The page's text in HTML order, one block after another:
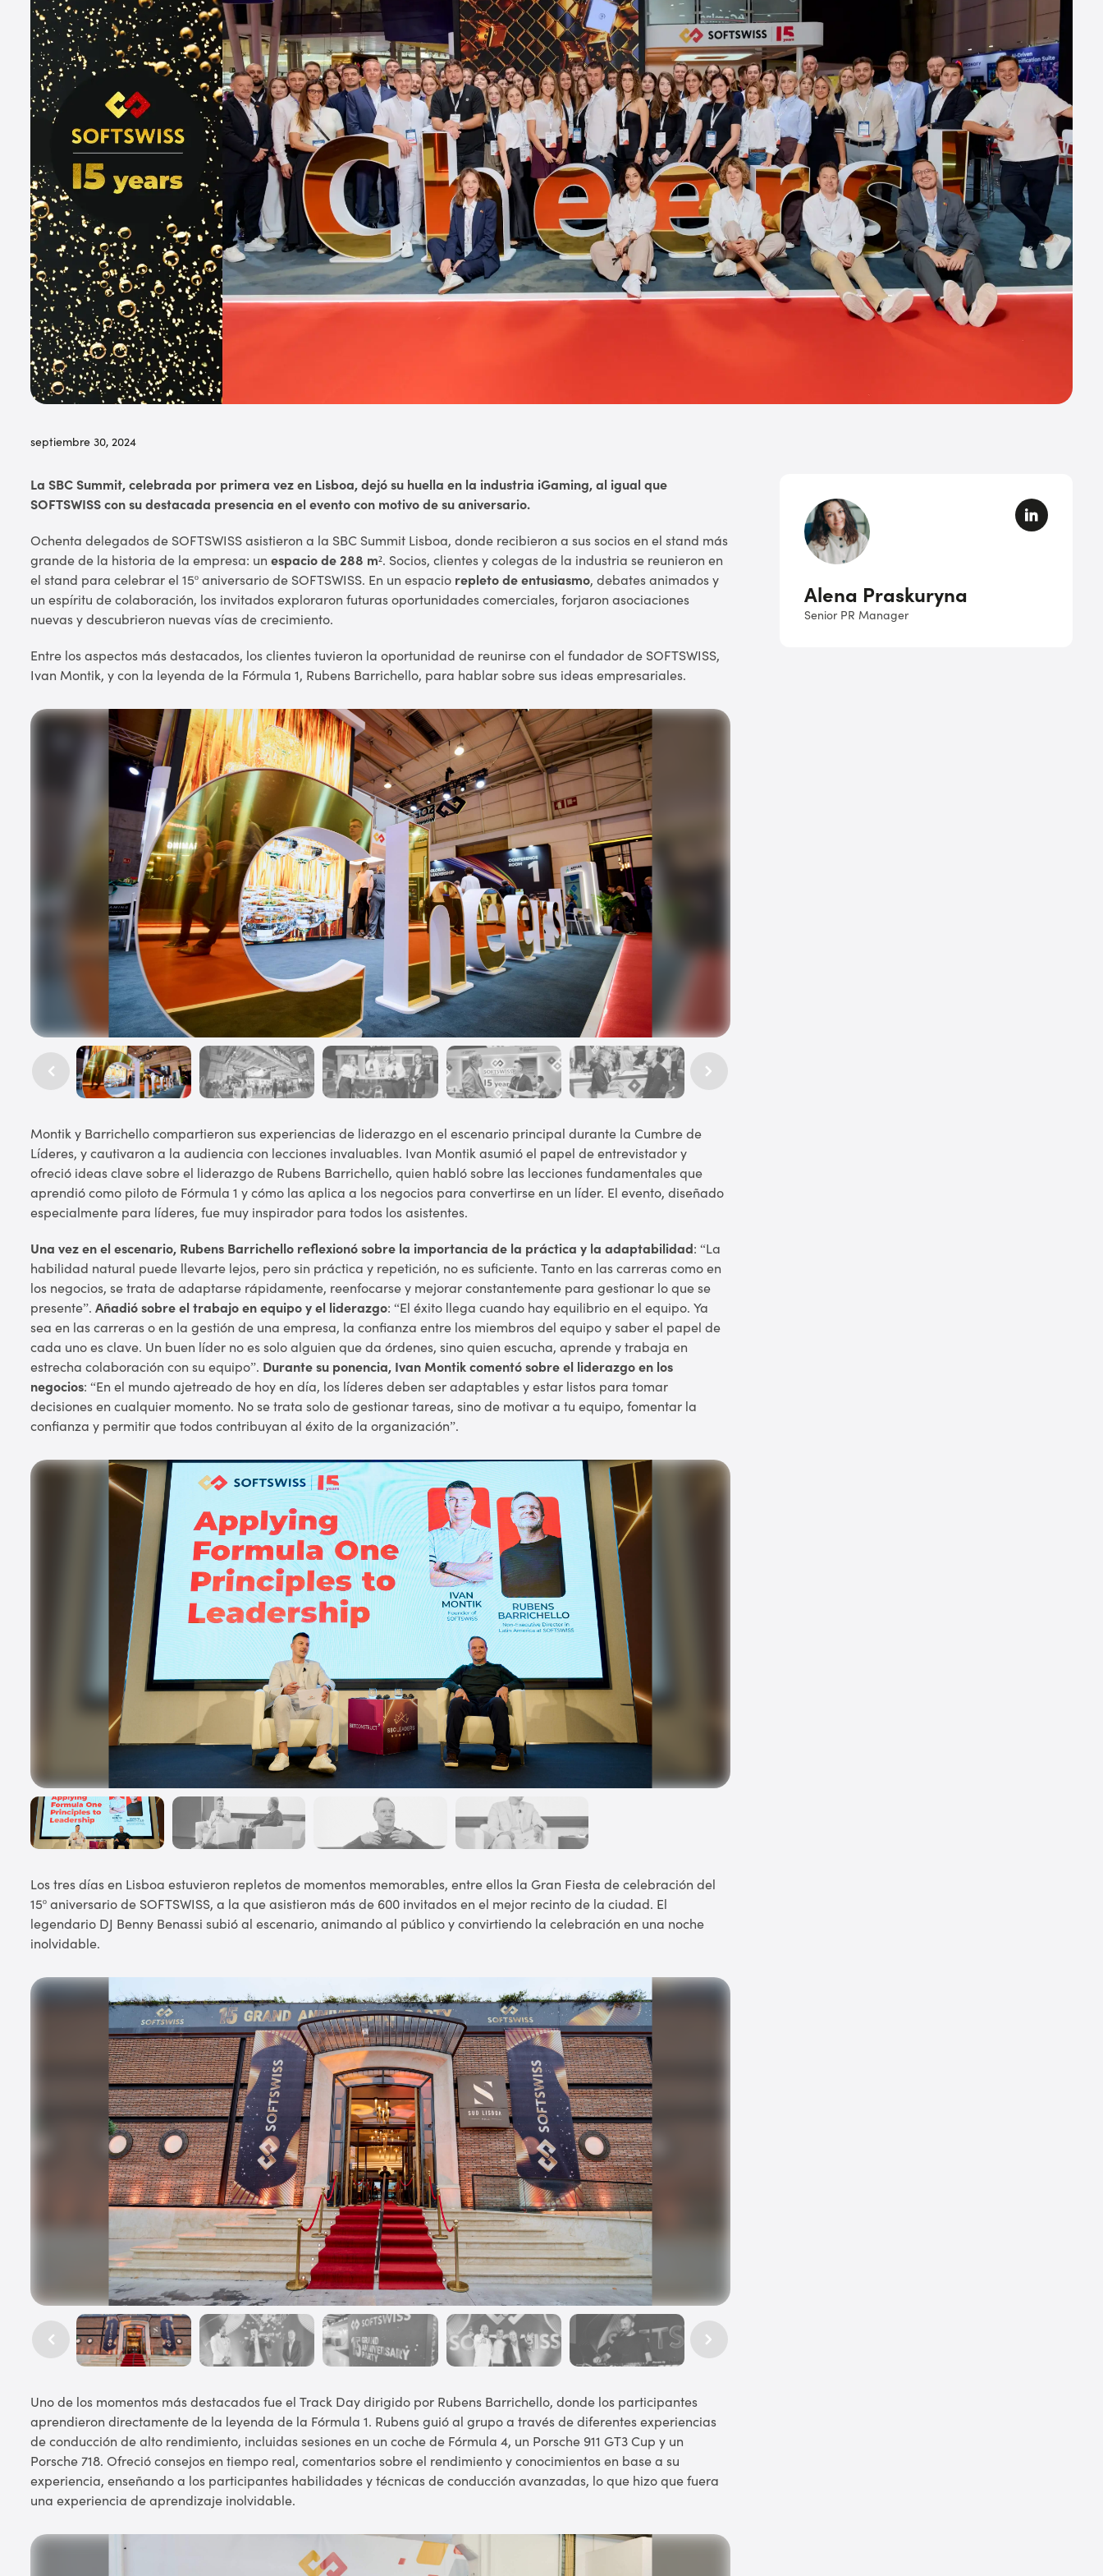
septiembre 30, 2024
La SBC Summit, celebrada por primera vez en Lisboa, dejó su huella en la industria iGaming, al igual que
SOFTSWISS con su destacada presencia en el evento con motivo de su aniversario.
Ochenta delegados de SOFTSWISS asistieron a la SBC Summit Lisboa, donde recibieron a sus socios en el stand más
grande de la historia de la empresa: un espacio de 288 m². Socios, clientes y colegas de la industria se reunieron en
el stand para celebrar el 15º aniversario de SOFTSWISS. En un espacio repleto de entusiasmo, debates animados y
un espíritu de colaboración, los invitados exploraron futuras oportunidades comerciales, forjaron asociaciones
nuevas y descubrieron nuevas vías de crecimiento.
Entre los aspectos más destacados, los clientes tuvieron la oportunidad de reunirse con el fundador de SOFTSWISS,
Ivan Montik, y con la leyenda de la Fórmula 1, Rubens Barrichello, para hablar sobre sus ideas empresariales.
Montik y Barrichello compartieron sus experiencias de liderazgo en el escenario principal durante la Cumbre de
Líderes, y cautivaron a la audiencia con lecciones invaluables. Ivan Montik asumió el papel de entrevistador y
ofreció ideas clave sobre el liderazgo de Rubens Barrichello, quien habló sobre las lecciones fundamentales que
aprendió como piloto de Fórmula 1 y cómo las aplica a los negocios para convertirse en un líder. El evento, diseñado
especialmente para líderes, fue muy inspirador para todos los asistentes.
Una vez en el escenario, Rubens Barrichello reflexionó sobre la importancia de la práctica y la adaptabilidad: “La
habilidad natural puede llevarte lejos, pero sin práctica y repetición, no es suficiente. Tanto en las carreras como en
los negocios, se trata de adaptarse rápidamente, reenfocarse y mejorar constantemente para gestionar lo que se
presente”. Añadió sobre el trabajo en equipo y el liderazgo: “El éxito llega cuando hay equilibrio en el equipo. Ya
sea en las carreras o en la gestión de una empresa, la confianza entre los miembros del equipo y saber el papel de
cada uno es clave. Un buen líder no es solo alguien que da órdenes, sino quien escucha, aprende y trabaja en
estrecha colaboración con su equipo”. Durante su ponencia, Ivan Montik comentó sobre el liderazgo en los
negocios: “En el mundo ajetreado de hoy en día, los líderes deben ser adaptables y estar listos para tomar
decisiones en cualquier momento. No se trata solo de gestionar tareas, sino de motivar a tu equipo, fomentar la
confianza y permitir que todos contribuyan al éxito de la organización”.
Los tres días en Lisboa estuvieron repletos de momentos memorables, entre ellos la Gran Fiesta de celebración del
15º aniversario de SOFTSWISS, a la que asistieron más de 600 invitados en el mejor recinto de la ciudad. El
legendario DJ Benny Benassi subió al escenario, animando al público y convirtiendo la celebración en una noche
inolvidable.
Uno de los momentos más destacados fue el Track Day dirigido por Rubens Barrichello, donde los participantes
aprendieron directamente de la leyenda de la Fórmula 1. Rubens guió al grupo a través de diferentes experiencias
de conducción de alto rendimiento, incluidas sesiones en un coche de Fórmula 4, un Porsche 911 GT3 Cup y un
Porsche 718. Ofreció consejos en tiempo real, comentarios sobre el rendimiento y conocimientos en base a su
experiencia, enseñando a los participantes habilidades y técnicas de conducción avanzadas, lo que hizo que fuera
una experiencia de aprendizaje inolvidable.
Alena Praskuryna
Senior PR Manager